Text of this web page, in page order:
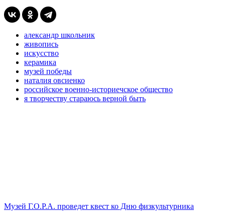
александр школьник
живопись
искусство
керамика
музей победы
наталия овсиенко
российское военно-историечское общество
я творчеству стараюсь верной быть
Музей Г.О.Р.А. проведет квест ко Дню физкультурника